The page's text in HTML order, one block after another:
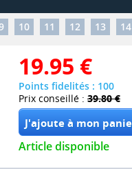
10 11 12 13 14
19.95 €
Points fidelités : 100
Prix conseillé : 39.80 €
Article disponible